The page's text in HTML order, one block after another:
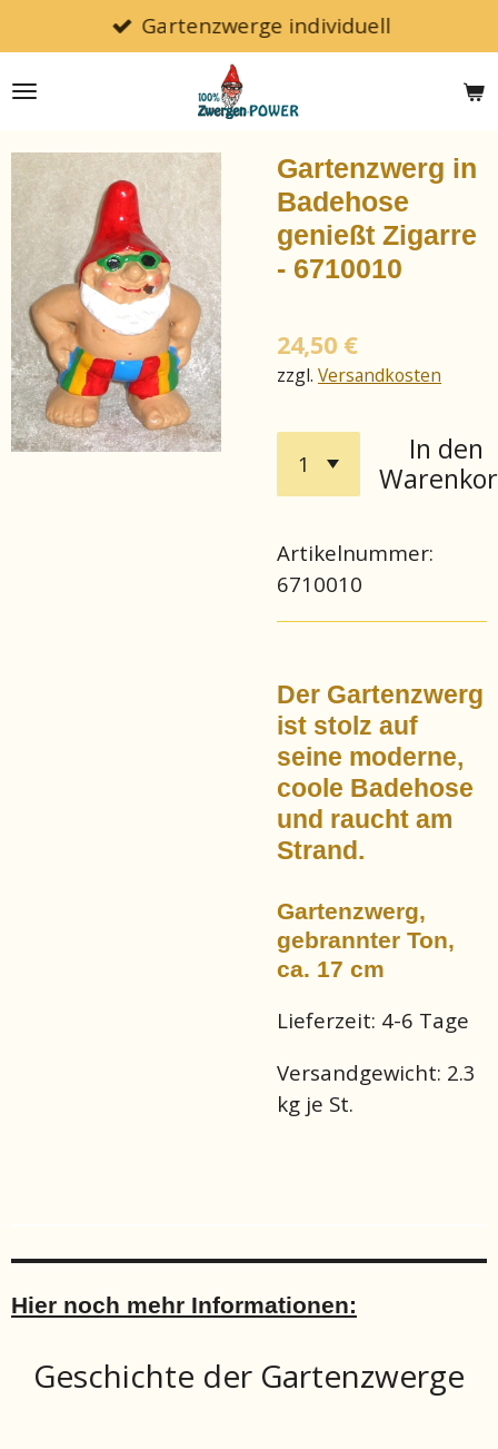
Hauptinhalt
springen
Gartenzwerge individuell
Gartenzwerg in
Badehose
genießt Zigarre
- 6710010
24,50 €
zzgl. Versandkosten
In den
Artikelnummer:
6710010
Der Gartenzwerg
ist stolz auf
seine moderne,
coole Badehose
und raucht am
Strand.
Gartenzwerg,
gebrannter Ton,
ca. 17 cm
Lieferzeit: 4-6 Tage
Versandgewicht: 2.3
kg je St.
Hier noch mehr Informationen:
Geschichte der Gartenzwerge